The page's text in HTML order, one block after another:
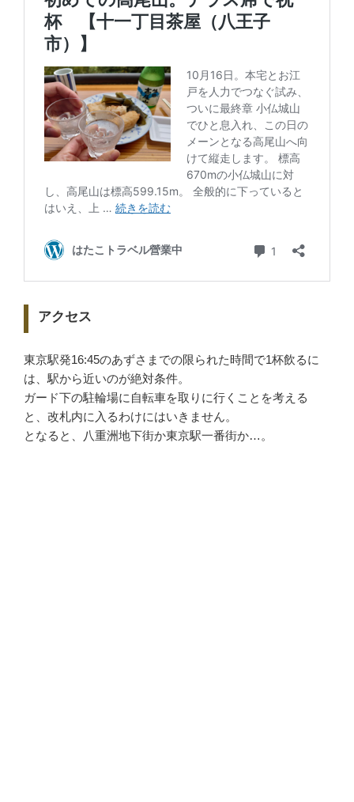
アクセス
東京駅発16:45のあずさまでの限られた時間で1杯飲るに
は、駅から近いのが絶対条件。
ガード下の駐輪場に自転車を取りに行くことを考える
と、改札内に入るわけにはいきません。
となると、八重洲地下街か東京駅一番街か…。